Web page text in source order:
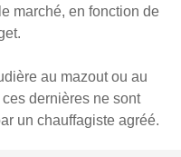
marché, en fonction de
au mazout ou au
dernières ne sont
un chauffagiste agréé.